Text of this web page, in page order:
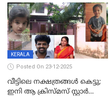
രണ്ട് കേസുകൾ
KERALA
Posted On 23-12-2025
വീട്ടിലെ നക്ഷത്രങ്ങൾ കെട്ടു;
ഇനി ആ ക്രിസ്മസ് സ്റ്റാർ